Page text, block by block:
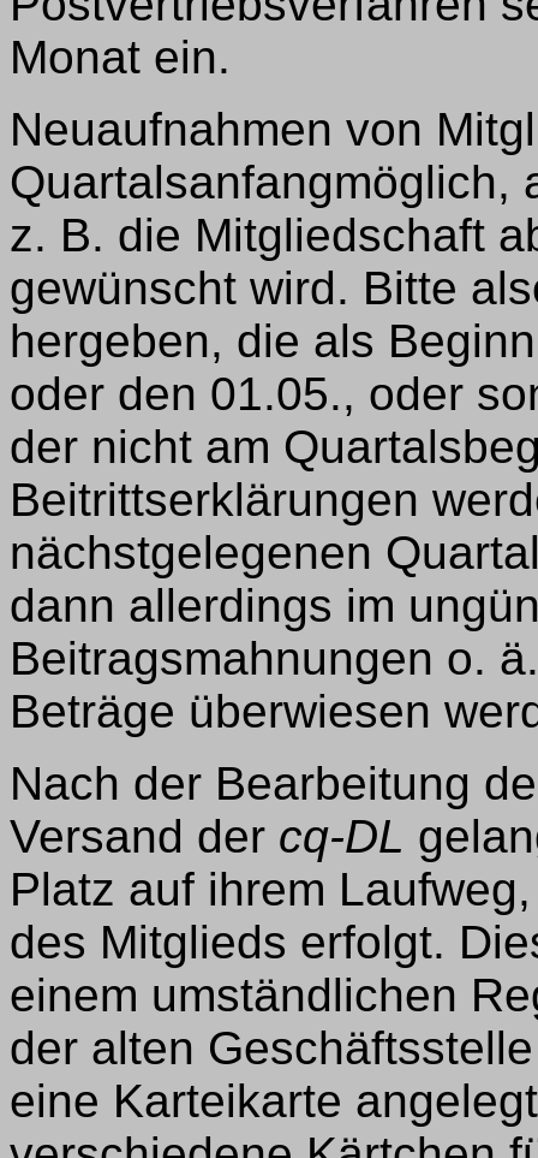
Monat ein.
Neuaufnahmen von
Quartalsanfangmöglich,
z. B. die Mitgliedschaft
gewünscht wird. Bitte
hergeben, die als
oder den 01.05., oder
der nicht am
Beitrittserklärungen
nächstgelegenen
dann allerdings im
Beitragsmahnungen o.
Beträge überwiesen
Nach der Bearbeitung
Versand der cq-DL
Platz auf ihrem
des Mitglieds erfolgt.
einem umständlichen
der alten
eine Karteikarte